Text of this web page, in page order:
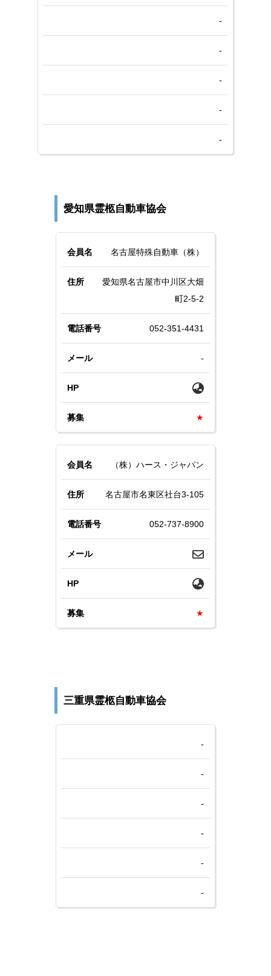
-
-
-
-
-
愛知県霊柩自動車協会
名古屋特殊自動車（株）
愛知県名古屋市中川区大畑
町2-5-2
052-351-4431
-
★
（株）ハース・ジャパン
名古屋市名東区社台3-105
052-737-8900
★
三重県霊柩自動車協会
-
-
-
-
-
-